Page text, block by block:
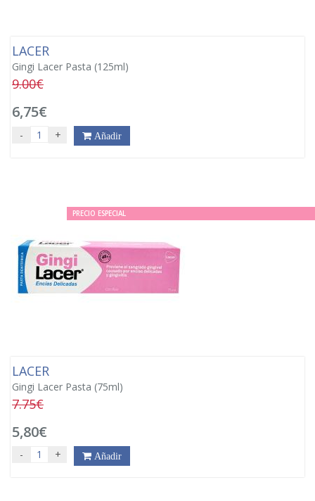
LACER
Gingi Lacer Pasta (125ml)
9.00€
6,75€
- + Añadir
PRECIO ESPECIAL
LACER
Gingi Lacer Pasta (75ml)
7.75€
5,80€
- + Añadir